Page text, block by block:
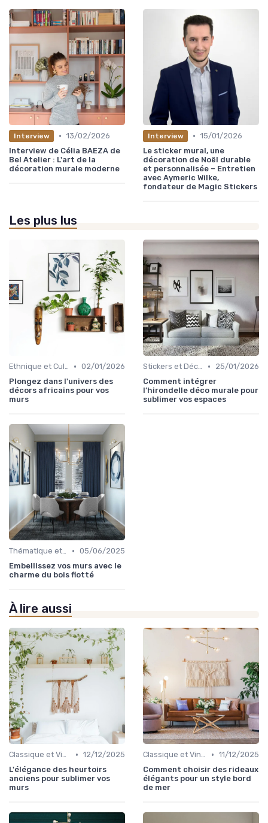
Interview • 13/02/2026
Interview de Célia BAEZA de
Bel Atelier : L'art de la
décoration murale moderne
Interview • 15/01/2026
Le sticker mural, une
décoration de Noël durable
et personnalisée – Entretien
avec Aymeric Wilke,
fondateur de Magic Stickers
Les plus lus
Ethnique et Culturel • 02/01/2026
Plongez dans l'univers des
décors africains pour vos
murs
Stickers et Décalcomanies Muraux •
25/01/2026
Comment intégrer
l’hirondelle déco murale pour
sublimer vos espaces
Thématique et Artistique • 05/06/2025
Embellissez vos murs avec le
charme du bois flotté
À lire aussi
Classique et Vintage • 12/12/2025
L'élégance des heurtoirs
anciens pour sublimer vos
murs
Classique et Vintage • 11/12/2025
Comment choisir des rideaux
élégants pour un style bord
de mer